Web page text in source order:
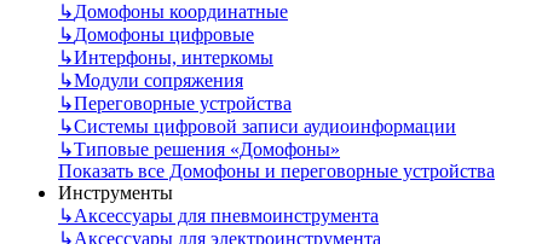
↳Домофоны координатные
↳Домофоны цифровые
↳Интерфоны, интеркомы
↳Модули сопряжения
↳Переговорные устройства
↳Системы цифровой записи аудиоинформации
↳Типовые решения «Домофоны»
Показать все Домофоны и переговорные устройства
Инструменты
↳Аксессуары для пневмоинструмента
↳Аксессуары для электроинструмента